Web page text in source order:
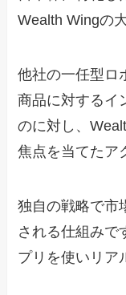
Wealth Wingの
他社の一任型ロ
商品に対するイ
のに対し、
焦点を当てたア
独自の戦略で市
される仕組みで
プリを使いリア